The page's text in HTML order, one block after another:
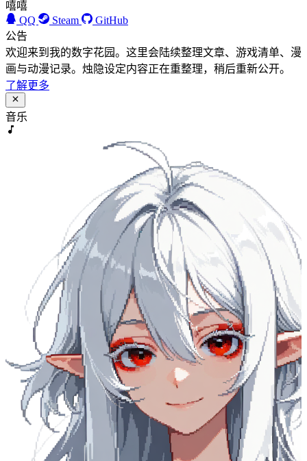
嘻嘻
QQ
Steam
GitHub
公告
欢迎来到我的数字花园。这里会陆续整理文章、游戏清单、漫
画与动漫记录。烛隐设定内容正在重整理，稍后重新公开。
了解更多
音乐